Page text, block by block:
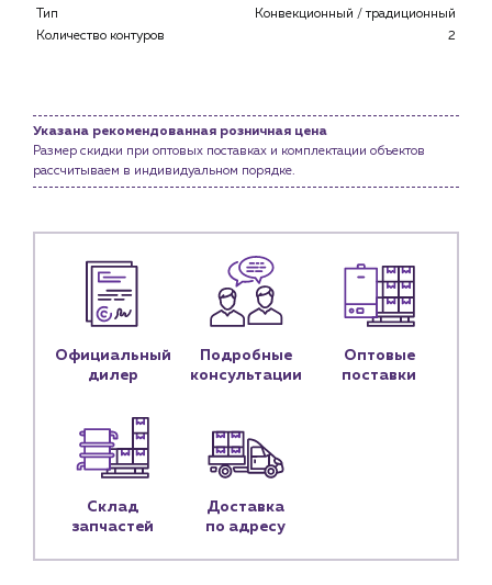
Каталог
Клиентам
Предприятиям и юр.лицам
Водоснабжение и теплоснабжение
Сервис и обслуживание инженерных систем
Портфолио
Тип
Конвекционный / традиционный
Количество контуров
2
Указана рекомендованная розничная цена
Размер скидки при оптовых поставках и комплектации объектов
рассчитываем в индивидуальном порядке.
Официальный
дилер
Подробные
консультации
Оптовые
поставки
Склад
запчастей
Доставка
по адресу